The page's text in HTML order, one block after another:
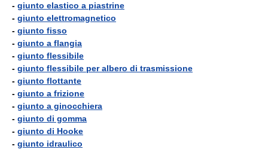
- giunto elastico a piastrine
- giunto elettromagnetico
- giunto fisso
- giunto a flangia
- giunto flessibile
- giunto flessibile per albero di trasmissione
- giunto flottante
- giunto a frizione
- giunto a ginocchiera
- giunto di gomma
- giunto di Hooke
- giunto idraulico